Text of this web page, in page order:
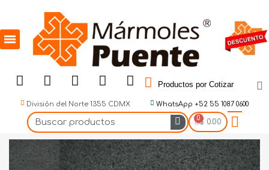
Productos por Cotizar
División del Norte 1355 CDMX WhatsApp +52 55 1087 0600
$ 0.00